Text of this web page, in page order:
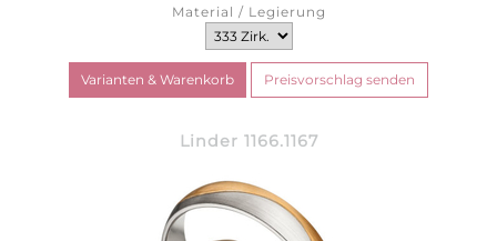
Material / Legierung
Linder 1166.1167